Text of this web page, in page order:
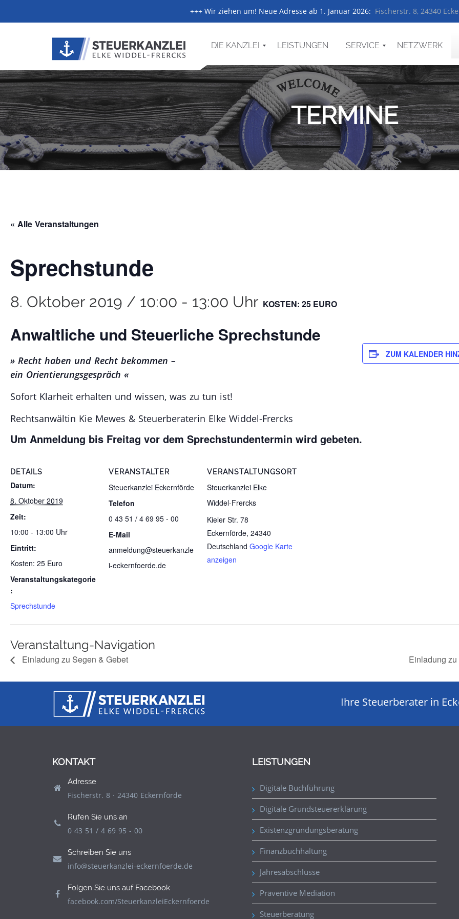
+++ Wir ziehen um! Neue Adresse ab 1. Januar 2026: Fischerstr. 8, 24340
DIE KANZLEI LEISTUNGEN SERVICE NETZWERK
TERMINE
« Alle Veranstaltungen
Sprechstunde
8. Oktober 2019 / 10:00 - 13:00 Uhr KOSTEN: 25 EURO
Anwaltliche und Steuerliche Sprechstunde
» Recht haben und Recht bekommen –
ein Orientierungsgespräch «
Sofort Klarheit erhalten und wissen, was zu tun ist!
Rechtsanwältin Kie Mewes & Steuerberaterin Elke Widdel-Frercks
Um Anmeldung bis Freitag vor dem Sprechstundentermin wird gebeten.
ZUM KALENDER
DETAILS
Datum:
8. Oktober 2019
Zeit:
10:00 - 13:00 Uhr
Eintritt:
Kosten: 25 Euro
Veranstaltungskategorie
:
Sprechstunde
VERANSTALTER
Steuerkanzlei Eckernförde
Telefon
0 43 51 / 4 69 95 - 00
E-Mail
anmeldung@steuerkanzle
i-eckernfoerde.de
VERANSTALTUNGSORT
Steuerkanzlei Elke
Widdel-Frercks
Kieler Str. 78
Eckernförde, 24340
Deutschland Google Karte
anzeigen
Veranstaltung-Navigation
Einladung zu Segen & Gebet Einladung
Ihre Steuerberater in
KONTAKT
Adresse
Fischerstr. 8 · 24340 Eckernförde
Rufen Sie uns an
0 43 51 / 4 69 95 - 00
Schreiben Sie uns
info@steuerkanzlei-eckernfoerde.de
Folgen Sie uns auf Facebook
facebook.com/SteuerkanzleiEckernfoerde
LEISTUNGEN
Digitale Buchführung
Digitale Grundsteuererklärung
Existenzgründungsberatung
Finanzbuchhaltung
Jahresabschlüsse
Präventive Mediation
Steuerberatung